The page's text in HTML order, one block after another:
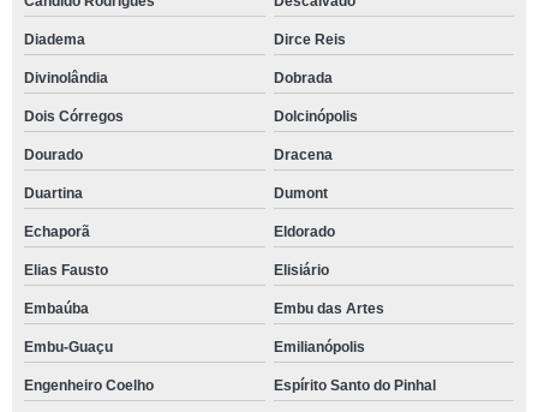
Diadema Dirce Reis
Divinolândia Dobrada
Dois Córregos Dolcinópolis
Dourado Dracena
Duartina Dumont
Echaporã Eldorado
Elias Fausto Elisiário
Embaúba Embu das Artes
Embu-Guaçu Emilianópolis
Engenheiro Coelho Espírito Santo do Pinhal